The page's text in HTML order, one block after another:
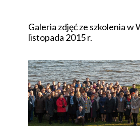
Galeria zdjęć ze szkolenia
listopada 2015 r.